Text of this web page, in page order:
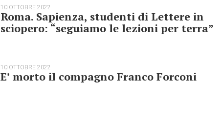
10 OTTOBRE 2022
Roma. Sapienza, studenti di Lettere in
sciopero: “seguiamo le lezioni per terra”
10 OTTOBRE 2022
E’ morto il compagno Franco Forconi